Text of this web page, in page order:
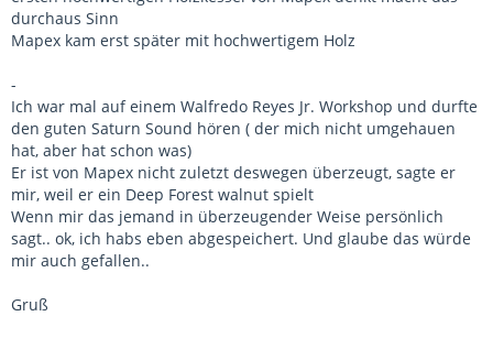
durchaus Sinn
Mapex kam erst später mit hochwertigem Holz
-
Ich war mal auf einem Walfredo Reyes Jr. Workshop und durfte
den guten Saturn Sound hören ( der mich nicht umgehauen
hat, aber hat schon was)
Er ist von Mapex nicht zuletzt deswegen überzeugt, sagte er
mir, weil er ein Deep Forest walnut spielt
Wenn mir das jemand in überzeugender Weise persönlich
sagt.. ok, ich habs eben abgespeichert. Und glaube das würde
mir auch gefallen..
Gruß